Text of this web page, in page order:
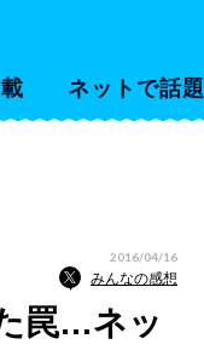
ネットで話題
2016/04/16
みんなの感想
罠…ネッ